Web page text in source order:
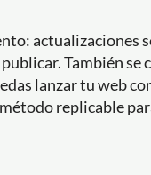
actualizaciones
También se
lanzar tu web
replicable